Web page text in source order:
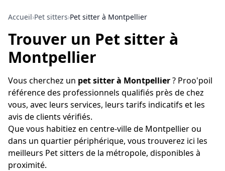
Accueil›Pet sitters›Pet sitter à Montpellier
Trouver un Pet sitter à
Montpellier
Vous cherchez un pet sitter à Montpellier? Proo'poil
référence des professionnels qualifiés près de chez
vous, avec leurs services, leurs tarifs indicatifs et les
avis de clients vérifiés.
Que vous habitiez en centre-ville de Montpellier ou
dans un quartier périphérique, vous trouverez ici les
meilleurs Pet sitters de la métropole, disponibles à
proximité.